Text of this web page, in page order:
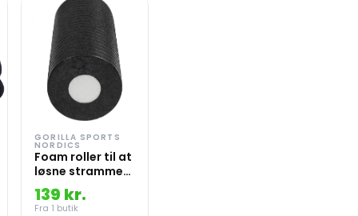
GORILLA SPORTS
NORDICS
Foam roller til at
løsne stramme
muskler
139 kr.
Fra 1 butik